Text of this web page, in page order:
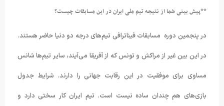
**پیش بینی شما از نتیجه تیم ملی ایران در این مسابقات چیست؟
در پنجمین دوره مسابقات فیناترافی تیم‌های درجه دو دنیا حاضر هستند.
در این بین غیر از مراکش و تونس که از آفریقا می‌آیند، سایر تیم‌ها شانس
مساوی برای موفقیت در این رقابت جهانی را دارند. شرایط جدول
بازی‌های هم چندان ساده نیست است. تیم ایران کار سختی دارد و